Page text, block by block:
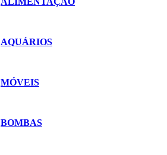
AQUÁRIOS
MÓVEIS
BOMBAS